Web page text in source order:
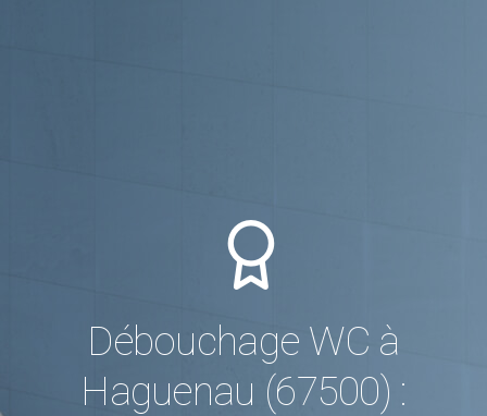
Débouchage WC à
Haguenau (67500) :